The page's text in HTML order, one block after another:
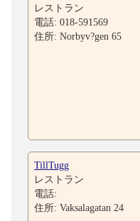
レストラン
電話: 018-591569
住所: Norbyv?gen 65
TillTugg
レストラン
電話:
住所: Vaksalagatan 24